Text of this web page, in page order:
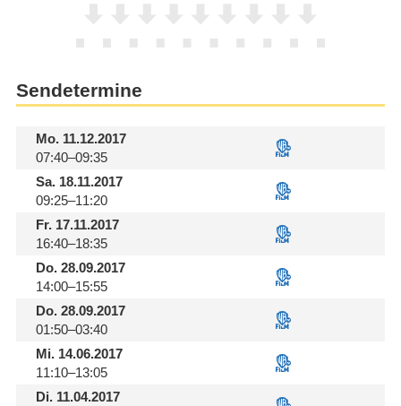
Sendetermine
Mo.11.12.2017
07:40–09:35
Sa.18.11.2017
09:25–11:20
Fr.17.11.2017
16:40–18:35
Do.28.09.2017
14:00–15:55
Do.28.09.2017
01:50–03:40
Mi.14.06.2017
11:10–13:05
Di.11.04.2017